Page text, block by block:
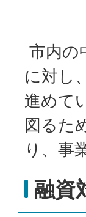
市内の
に対し
進めて
図るた
り、事
融資